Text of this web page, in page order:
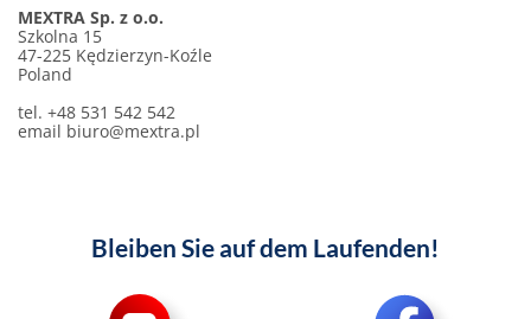
MEXTRA Sp. z o.o.
Szkolna 15
47-225 Kędzierzyn-Koźle
Poland
tel. +48 531 542 542
email biuro@mextra.pl
Bleiben Sie auf dem Laufenden!